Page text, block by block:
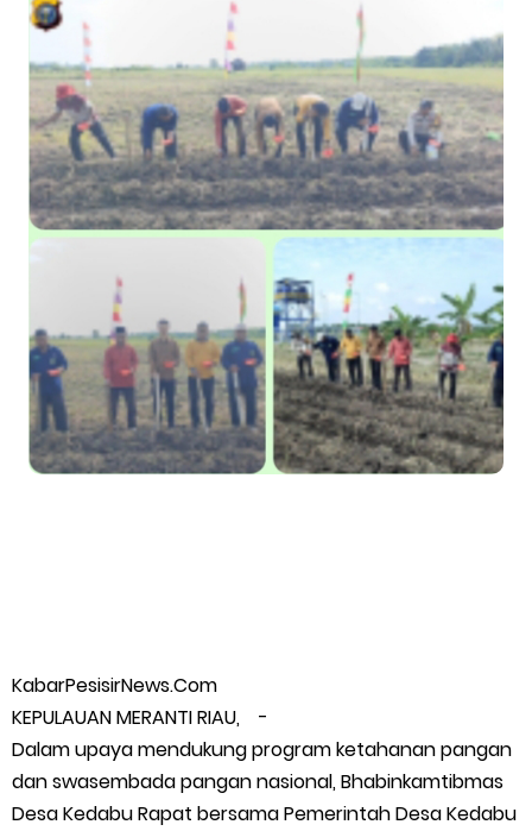
Forkopimcam Perkuat Kesiapsiagaan Cegah Kebakaran
Musyawarah LAM Ke-3 Tualang Sukses, Zulkifli Z (Nomor Urut 1)
Resmi Terpilih Pimpin Lembaga Adat
Kapolres Kepulauan Meranti Perkuat Sinergi Jelang Ekspedisi
Merah Putih Presisi Polda Riau.
Teluk Belitung Bagaikan Kota Mati Disaat Listrik Diberlakukan
Pemadaman Secara Bergilir, Mesin 600 kW Diharapkan Jadi
Solusi.
Saat Duka Menyelimuti Korban Serangan Monyet, YBM PLN UP3
Rengat Bersama PW IWO Riau Ulurkan Tangan Kemanusiaan
Wabup Meranti Serahkan Santunan BPJS Rp52 Juta,
KabarPesisirNews.Com
KEPULAUAN MERANTI RIAU, -
Dalam upaya mendukung program ketahanan pangan
dan swasembada pangan nasional, Bhabinkamtibmas
Desa Kedabu Rapat bersama Pemerintah Desa Kedabu